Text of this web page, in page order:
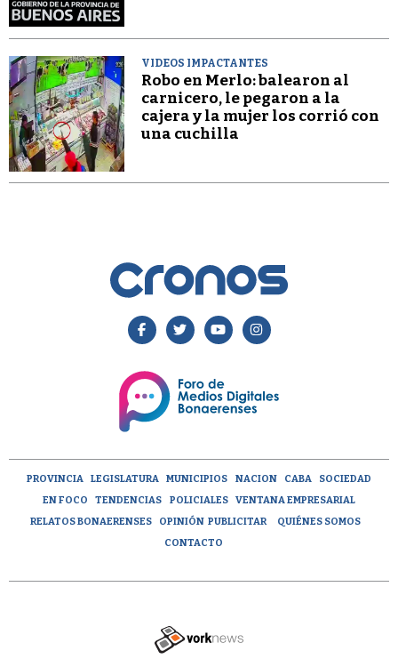
VIDEOS IMPACTANTES
Robo en Merlo: balearon al
carnicero, le pegaron a la
cajera y la mujer los corrió con
una cuchilla
PROVINCIA LEGISLATURA MUNICIPIOS NACION CABA
SOCIEDAD
EN FOCO
TENDENCIAS POLICIALES
VENTANA EMPRESARIAL
RELATOS BONAERENSES
OPINIÓN PUBLICITAR
QUIÉNES SOMOS
CONTACTO